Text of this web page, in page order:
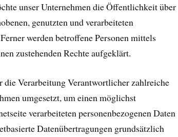
unser Unternehmen die Öffentlichkeit über
genutzten und verarbeiteten
werden betroffene Personen mittels
zustehenden Rechte aufgeklärt.
die Verarbeitung Verantwortlicher zahlreiche
umgesetzt, um einen möglichst
verarbeiteten personenbezogenen Daten
Datenübertragungen grundsätzlich